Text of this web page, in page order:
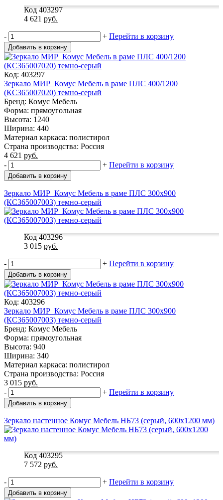
Код 403297
4 621 руб.
- + Перейти в корзину
Добавить в корзину
Код: 403297
Зеркало МИР_Комус Мебель в раме ПЛС 400/1200
(КС365007020) темно-серый
Бренд: Комус Мебель
Форма: прямоугольная
Высота: 1240
Ширина: 440
Материал каркаса: полистирол
Страна производства: Россия
4 621 руб.
-
+ Перейти в корзину
Добавить в корзину
Зеркало МИР_Комус Мебель в раме ПЛС 300х900
(КС365007003) темно-серый
Код 403296
3 015 руб.
- + Перейти в корзину
Добавить в корзину
Код: 403296
Зеркало МИР_Комус Мебель в раме ПЛС 300х900
(КС365007003) темно-серый
Бренд: Комус Мебель
Форма: прямоугольная
Высота: 940
Ширина: 340
Материал каркаса: полистирол
Страна производства: Россия
3 015 руб.
-
+ Перейти в корзину
Добавить в корзину
Зеркало настенное Комус Мебель НБ73 (серый, 600х1200 мм)
Код 403295
7 572 руб.
- + Перейти в корзину
Добавить в корзину